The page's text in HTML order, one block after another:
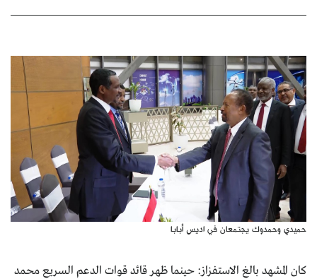
حميدي وحمدوك يجتمعان في اديس أبابا
كان المشهد بالغ الاستفزاز: حينما ظهر قائد قوات الدعم السريع محمد